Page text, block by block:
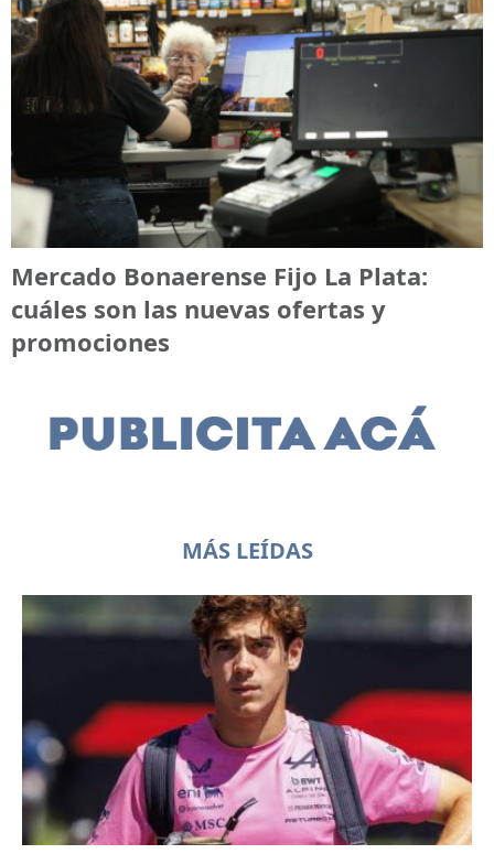
Mercado Bonaerense Fijo La Plata:
cuáles son las nuevas ofertas y
promociones
MÁS LEÍDAS